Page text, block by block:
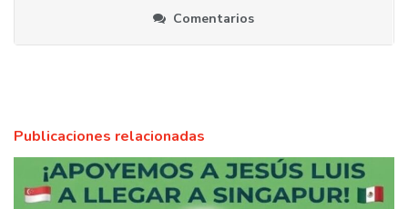
Comentarios
Publicaciones relacionadas